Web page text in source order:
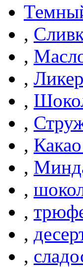
,
,
, Ликер
,
,
,
,
,
,
,
,